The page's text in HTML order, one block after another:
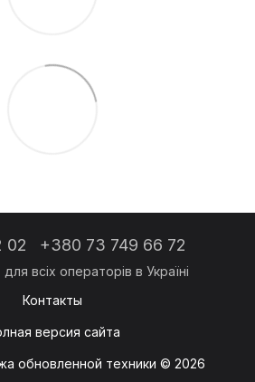
02 +380 73 749 66 72
Контакты
версия сайта
обновленной техники © 2026